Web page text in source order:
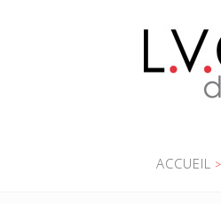
ACCUEIL